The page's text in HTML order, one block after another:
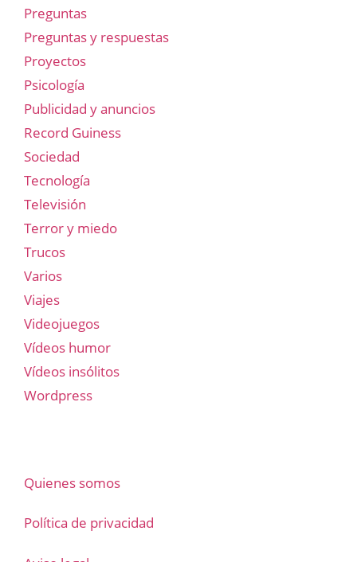
Preguntas
Preguntas y respuestas
Proyectos
Psicología
Publicidad y anuncios
Record Guiness
Sociedad
Tecnología
Televisión
Terror y miedo
Trucos
Varios
Viajes
Videojuegos
Vídeos humor
Vídeos insólitos
Wordpress
Quienes somos
Política de privacidad